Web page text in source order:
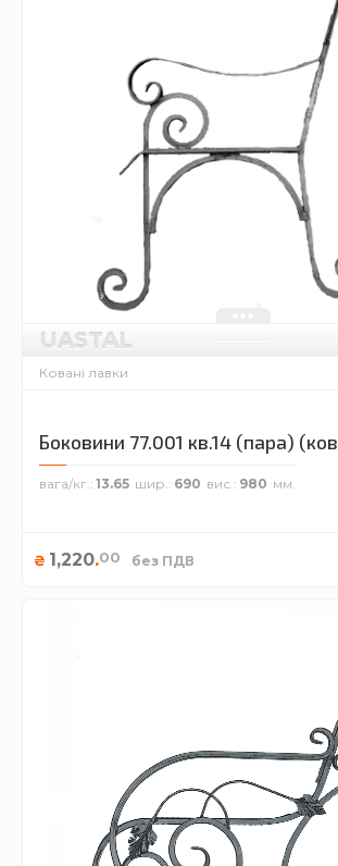
UASTAL
Ковані лавки
Боковини 77.001 кв.14 (пара)
вага/кг. 13.65 шир. 690 вис. 980
₴ 1,220.00 без ПДВ